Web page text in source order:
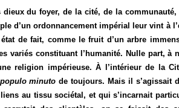
du foyer, de la cité, de la communauté,
d’un ordonnancement impérial leur vint à
de fait, comme le fruit d’un arbre
variés constituant l’humanité. Nulle part, à
religion impérieuse. À l’intérieur de la
populo minuto de toujours. Mais il s’agissait
au tissu sociétal, et qui s’incarnait